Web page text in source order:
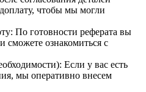
чтобы мы могли
По готовности реферата вы
сможете ознакомиться с
Если у вас есть
мы оперативно внесем